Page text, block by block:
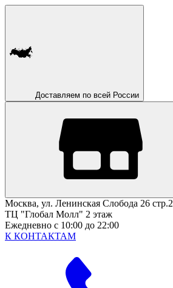
Доставляем по всей России
Москва, ул. Ленинская Слобода 26 стр.2
ТЦ "Глобал Молл" 2 этаж
Ежедневно с 10:00 до 22:00
К КОНТАКТАМ